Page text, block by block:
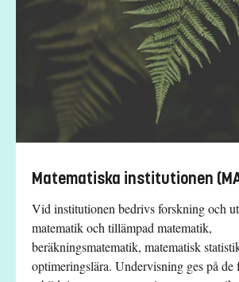
Matematiska institutionen
Vid institutionen bedrivs forskning och
matematik och tillämpad matematik,
beräkningsmatematik, matematisk
optimeringslära. Undervisning ges på de